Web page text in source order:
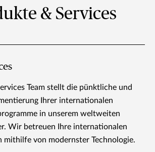
& Services
Team stellt die pünktliche und
Ihrer internationalen
in unserem weltweiten
Wir betreuen Ihre internationalen
mithilfe von modernster Technologie.